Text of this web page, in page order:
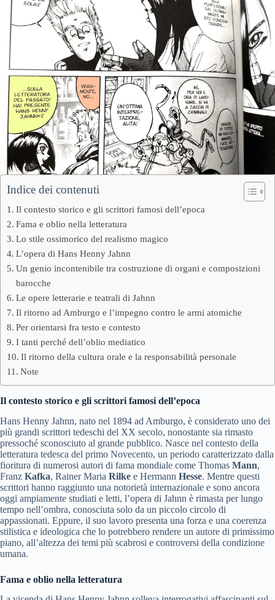
Indice dei contenuti
Il contesto storico e gli scrittori famosi dell’epoca
Fama e oblio nella letteratura
Lo stile ossimorico del realismo magico
L’opera di Hans Henny Jahnn
Un genio incontenibile tra costruzione di organi e composizioni
barocche
Le opere letterarie e teatrali di Jahnn
Il ritorno ad Amburgo e l’impegno contro le armi atomiche
Per orientarsi fra testo e contesto
I tanti perché dell’oblio mediatico
Il ritorno della cultura orale e la responsabilità personale
Note
Il contesto storico e gli scrittori famosi dell’epoca
Hans Henny Jahnn, nato nel 1894 ad Amburgo, è considerato uno dei
più grandi scrittori tedeschi del XX secolo, nonostante sia rimasto
pressoché sconosciuto al grande pubblico. Nasce nel contesto della
letteratura tedesca del primo Novecento, un periodo caratterizzato dalla
fioritura di numerosi autori di fama mondiale come Thomas Mann,
Franz Kafka, Rainer Maria Rilke e Hermann Hesse. Mentre questi
scrittori hanno raggiunto una notorietà internazionale e sono ancora
oggi ampiamente studiati e letti, l’opera di Jahnn è rimasta per lungo
tempo nell’ombra, conosciuta solo da un piccolo circolo di
appassionati. Eppure, il suo lavoro presenta una forza e una coerenza
stilistica e ideologica che lo potrebbero rendere un autore di primissimo
piano, all’altezza dei temi più scabrosi e controversi della condizione
umana.
Fama e oblio nella letteratura